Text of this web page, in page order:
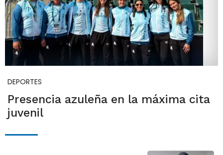
DEPORTES
Presencia azuleña en la máxima cita
juvenil